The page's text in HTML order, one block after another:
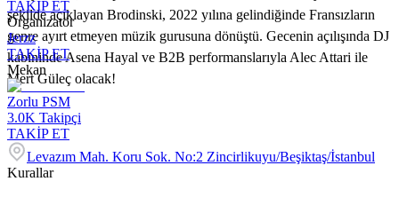
şekilde açıklayan Brodinski, 2022 yılına gelindiğinde Fransızların
genre ayırt etmeyen müzik gurusuna dönüştü. Gecenin açılışında DJ
kabininde Asena Hayal ve B2B performanslarıyla Alec Attari ile
Mert Güleç olacak!
TAKİP ET
Organizatör
Jerzz
TAKİP ET
Mekan
Zorlu PSM
3.0K Takipçi
TAKİP ET
Levazım Mah. Koru Sok. No:2 Zincirlikuyu/Beşiktaş/İstanbul
Kurallar